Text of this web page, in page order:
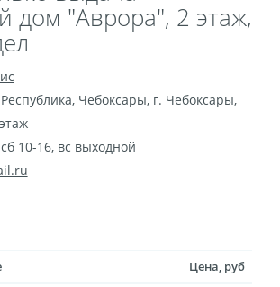
дом "Аврора", 2 этаж,
, Чебоксары, г. Чебоксары,
10-16, вс выходной
Цена, руб